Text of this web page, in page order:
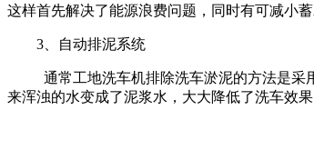
这样首先解决了能源浪费问题，同时有可减小蓄
3、自动排泥系统
通常工地洗车机排除洗车淤泥的方法是
来浑浊的水变成了泥浆水，大大降低了洗车效